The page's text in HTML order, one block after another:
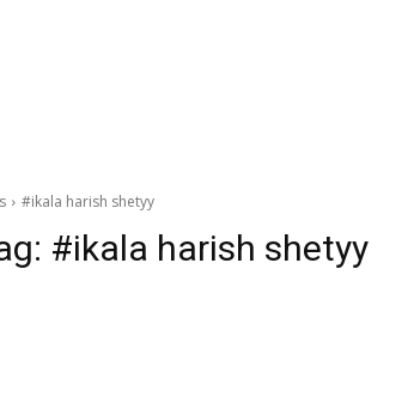
#ikala harish shetyy
#ikala harish shetyy